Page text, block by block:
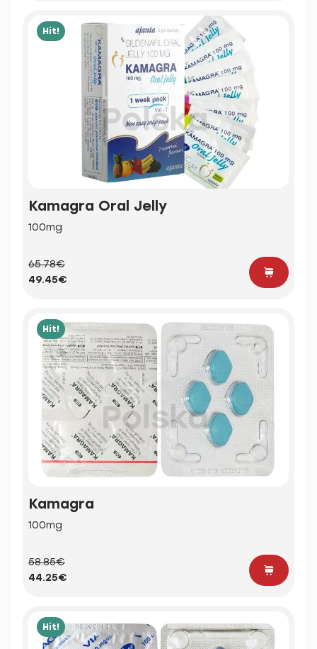
Hit!
Kamagra Oral Jelly
100mg
65.78€
49.45€
Hit!
Kamagra
100mg
58.85€
44.25€
Hit!